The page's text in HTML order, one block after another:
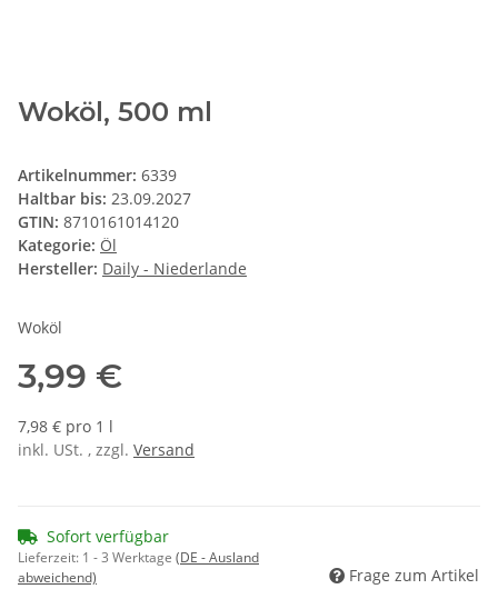
Woköl, 500 ml
Artikelnummer: 6339
Haltbar bis: 23.09.2027
GTIN: 8710161014120
Kategorie: Öl
Hersteller: Daily - Niederlande
Woköl
3,99 €
7,98 € pro 1 l
inkl. USt. , zzgl. Versand
Sofort verfügbar
Lieferzeit: 1 - 3 Werktage (DE - Ausland
abweichend)
Frage zum Artikel